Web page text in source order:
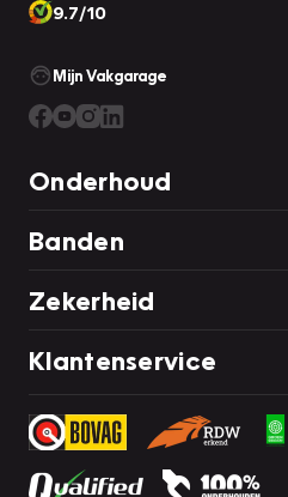
9.7/10
Mijn Vakgarage
Onderhoud
Banden
Zekerheid
Klantenservice